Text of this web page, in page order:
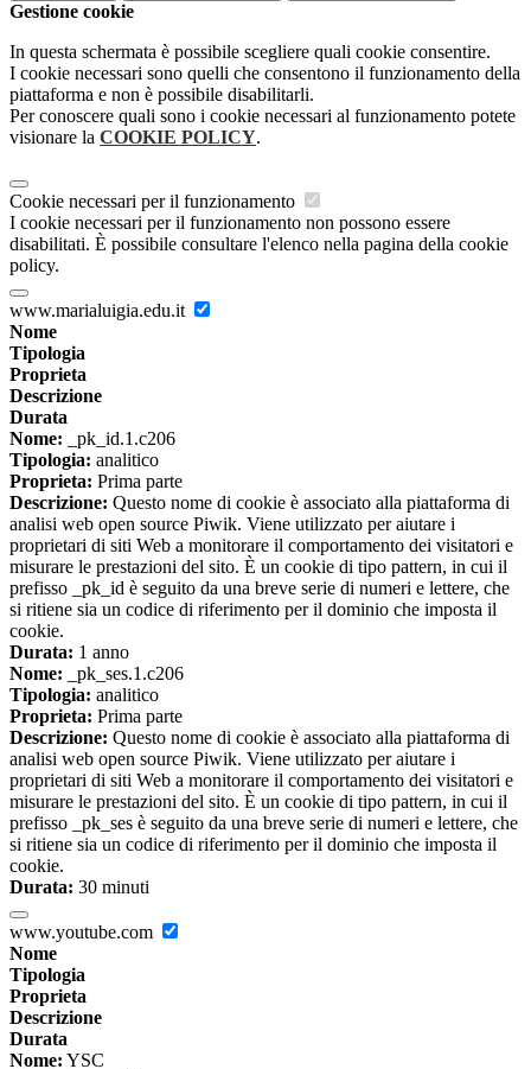
Gestione cookie
In questa schermata è possibile scegliere quali cookie consentire.
I cookie necessari sono quelli che consentono il funzionamento della
piattaforma e non è possibile disabilitarli.
Per conoscere quali sono i cookie necessari al funzionamento potete
visionare la COOKIE POLICY.
Cookie necessari per il funzionamento
I cookie necessari per il funzionamento non possono essere
disabilitati. È possibile consultare l'elenco nella pagina della cookie
policy.
www.marialuigia.edu.it
Nome
Tipologia
Proprieta
Descrizione
Durata
Nome: _pk_id.1.c206
Tipologia: analitico
Proprieta: Prima parte
Descrizione: Questo nome di cookie è associato alla piattaforma di
analisi web open source Piwik. Viene utilizzato per aiutare i
proprietari di siti Web a monitorare il comportamento dei visitatori e
misurare le prestazioni del sito. È un cookie di tipo pattern, in cui il
prefisso _pk_id è seguito da una breve serie di numeri e lettere, che
si ritiene sia un codice di riferimento per il dominio che imposta il
cookie.
Durata: 1 anno
Nome: _pk_ses.1.c206
Tipologia: analitico
Proprieta: Prima parte
Descrizione: Questo nome di cookie è associato alla piattaforma di
analisi web open source Piwik. Viene utilizzato per aiutare i
proprietari di siti Web a monitorare il comportamento dei visitatori e
misurare le prestazioni del sito. È un cookie di tipo pattern, in cui il
prefisso _pk_ses è seguito da una breve serie di numeri e lettere, che
si ritiene sia un codice di riferimento per il dominio che imposta il
cookie.
Durata: 30 minuti
www.youtube.com
Nome
Tipologia
Proprieta
Descrizione
Durata
Nome: YSC